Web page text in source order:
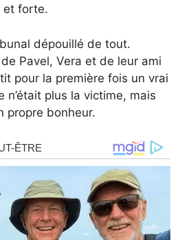
et forte.
dépouillé de tout.
Pavel, Vera et de leur ami
pour la première fois un vrai
n’était plus la victime, mais
propre bonheur.